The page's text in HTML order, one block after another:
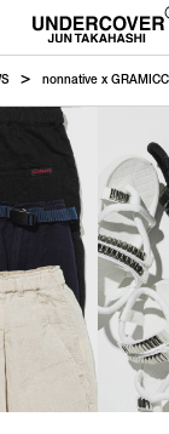
nonnative x